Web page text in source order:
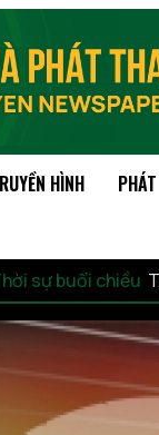
HÌNH
sự buổi chiều